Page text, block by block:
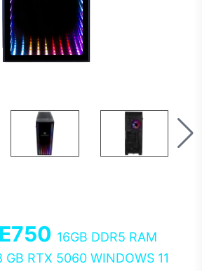
16GB DDR5 RAM
RTX 5060 WINDOWS 11